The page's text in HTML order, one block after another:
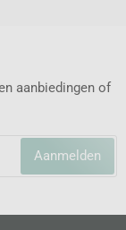
aanbiedingen of
Aanmelden